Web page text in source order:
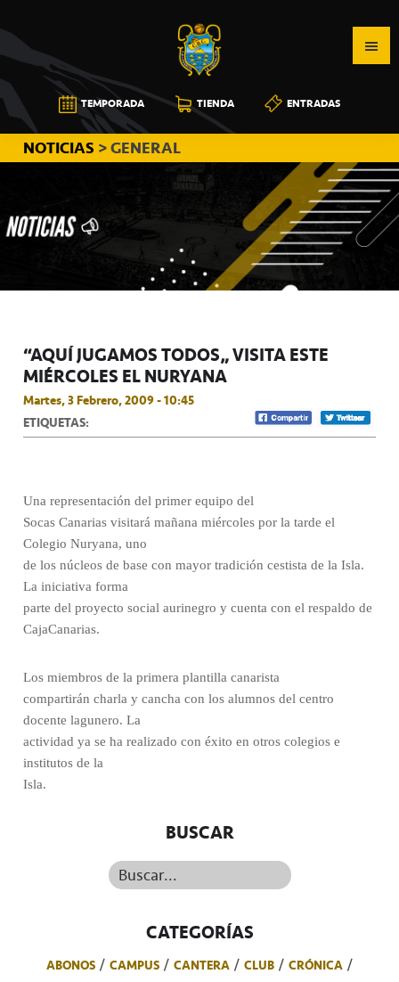
a
la
navegación
principal
al
contenido
principal
a
la
barra
lateral
principal
CB
CANARIAS
TEMPORADA TIENDA ENTRADAS
NOTICIAS > GENERAL
“AQUÍ JUGAMOS TODOS” VISITA ESTE
MIÉRCOLES EL NURYANA
Martes, 3 Febrero, 2009 - 10:45
ETIQUETAS:
Una representación del primer equipo del
Socas Canarias visitará mañana miércoles por la tarde el
Colegio Nuryana, uno
de los núcleos de base con mayor tradición cestista de la Isla.
La iniciativa forma
parte del proyecto social aurinegro y cuenta con el respaldo de
CajaCanarias.
Los miembros de la primera plantilla canarista
compartirán charla y cancha con los alumnos del centro
docente lagunero. La
actividad ya se ha realizado con éxito en otros colegios e
institutos de la
Isla.
BUSCAR
Buscar...
CATEGORÍAS
ABONOS CAMPUS CANTERA CLUB
CRÓNICA